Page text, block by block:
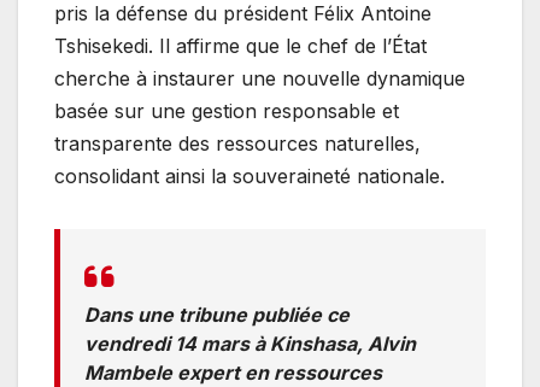
pris la défense du président Félix Antoine
Tshisekedi. Il affirme que le chef de l’État
cherche à instaurer une nouvelle dynamique
basée sur une gestion responsable et
transparente des ressources naturelles,
consolidant ainsi la souveraineté nationale.
Dans une tribune publiée ce
vendredi 14 mars à Kinshasa, Alvin
Mambele expert en ressources